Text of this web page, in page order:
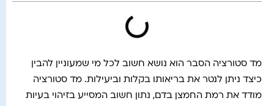
מד סטורציה הסבר הוא נושא חשוב לכל מי שמעוניין להבין
כיצד ניתן לנטר את בריאותו בקלות וביעילות. מד סטורציה
מודד את רמת החמצן בדם, נתון חשוב המסייע בזיהוי בעיות